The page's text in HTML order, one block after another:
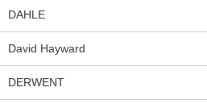
DAHLE
David Hayward
DERWENT